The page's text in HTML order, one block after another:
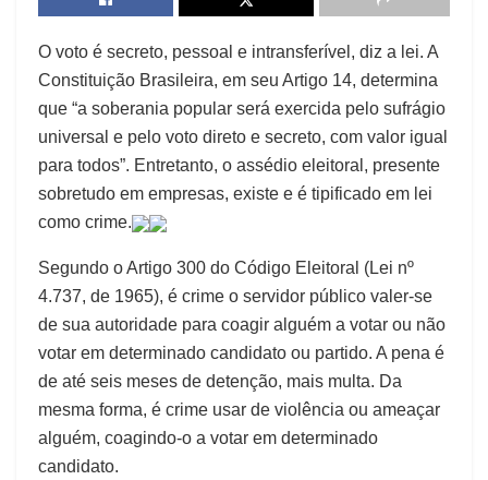
O voto é secreto, pessoal e intransferível, diz a lei. A
Constituição Brasileira, em seu Artigo 14, determina
que “a soberania popular será exercida pelo sufrágio
universal e pelo voto direto e secreto, com valor igual
para todos”. Entretanto, o assédio eleitoral, presente
sobretudo em empresas, existe e é tipificado em lei
como crime.
Segundo o Artigo 300 do Código Eleitoral (Lei nº
4.737, de 1965), é crime o servidor público valer-se
de sua autoridade para coagir alguém a votar ou não
votar em determinado candidato ou partido. A pena é
de até seis meses de detenção, mais multa. Da
mesma forma, é crime usar de violência ou ameaçar
alguém, coagindo-o a votar em determinado
candidato.